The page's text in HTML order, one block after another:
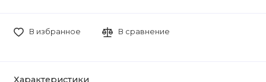
В избранное В сравнение
Характеристики